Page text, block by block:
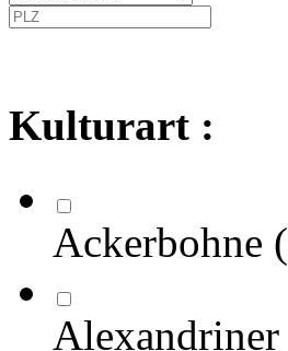
Kulturart :
Ackerbohne